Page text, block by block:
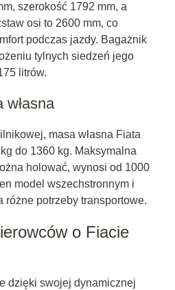
szerokość 1792 mm, a
osi to 2600 mm, co
podczas jazdy. Bagażnik
tylnych siedzeń jego
litrów.
własna
masa własna Fiata
do 1360 kg. Maksymalna
holować, wynosi od 1000
model wszechstronnym i
różne potrzeby transportowe.
o Fiacie
dzięki swojej dynamicznej